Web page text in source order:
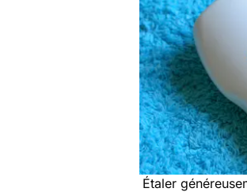
Étaler